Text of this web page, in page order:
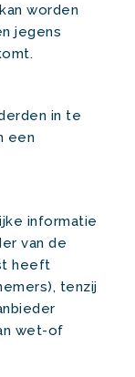
worden
jegens
in te
een
informatie
van de
heeft
tenzij
wet-of